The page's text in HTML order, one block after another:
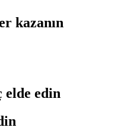
kazanın
elde edin